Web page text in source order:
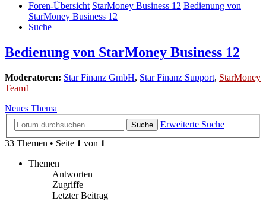
Foren-Übersicht StarMoney Business 12 Bedienung von
StarMoney Business 12
Suche
Bedienung von StarMoney Business 12
Moderatoren: Star Finanz GmbH, Star Finanz Support, StarMoney
Team1
Neues Thema
Suche
Erweiterte Suche
33 Themen • Seite 1 von 1
Themen
Antworten
Zugriffe
Letzter Beitrag